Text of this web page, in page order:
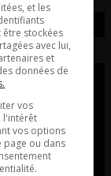
et les
stockées
avec lui,
et
données de
vos
l'intérêt
vos options
page ou dans